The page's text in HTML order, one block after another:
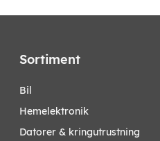
Sortiment
bil
hemelektronik
datorer & kringutrustning